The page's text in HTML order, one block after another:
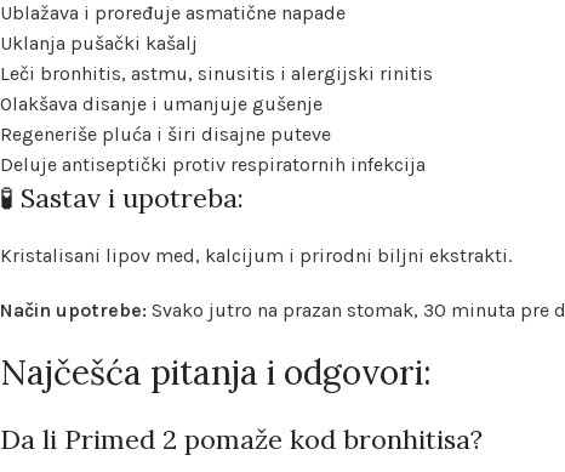
Ublažava i proređuje asmatične napade
Uklanja pušački kašalj
Leči bronhitis, astmu, sinusitis i alergijski rinitis
Olakšava disanje i umanjuje gušenje
Regeneriše pluća i širi disajne puteve
Deluje antiseptički protiv respiratornih infekcija
🧪 Sastav i upotreba:
Kristalisani lipov med, kalcijum i prirodni biljni ekstrakti.
Način upotrebe: Svako jutro na prazan stomak, 30 minuta pre
Najčešća pitanja i odgovori:
Da li Primed 2 pomaže kod bronhitisa?